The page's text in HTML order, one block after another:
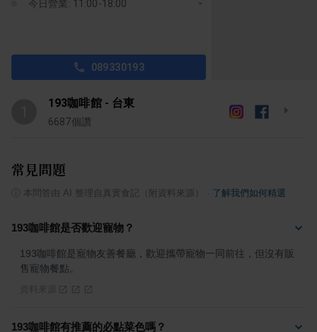
今日營業: 11:00-18:00
089330193
193咖啡館 - 台東
6687個讚
常見問題
本問答由 AI 整理自真實食記（附資料來源） 了解我們如何精選
193咖啡館是否歡迎寵物？
193咖啡館是寵物友善餐廳，歡迎攜帶寵物一同前往，但沒有販
售寵物餐點。
193咖啡館有推薦的必點菜色嗎？